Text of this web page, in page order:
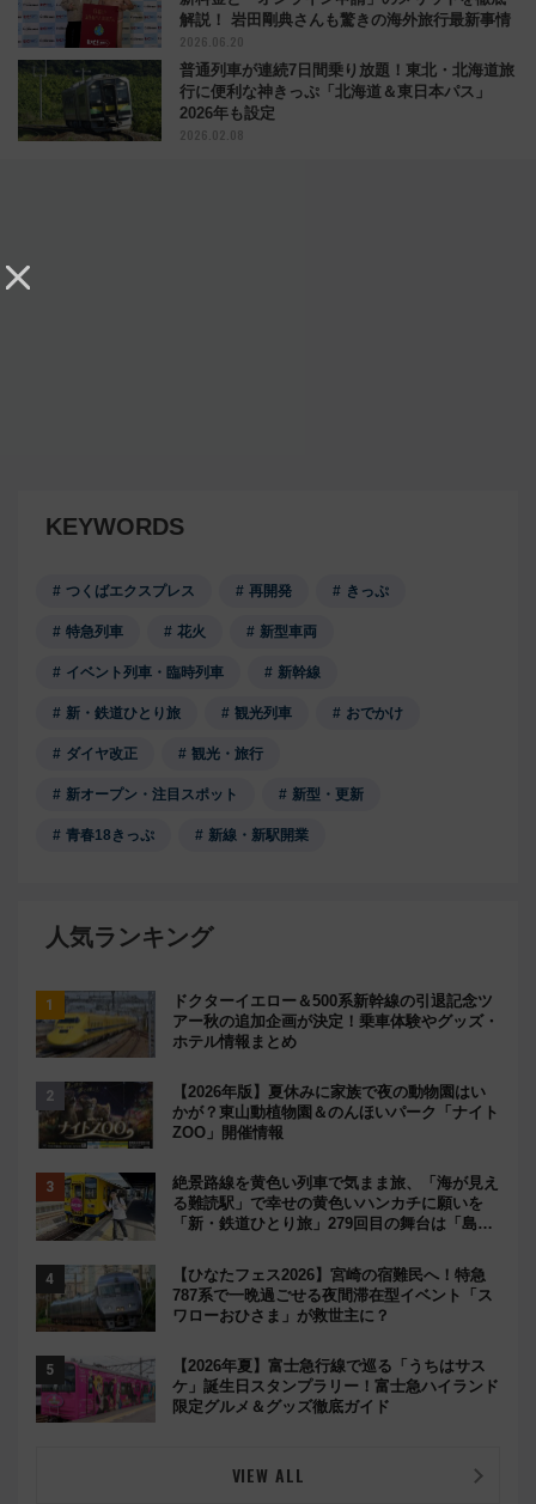
解説！ 岩田剛典さんも驚きの海外旅行最新事情
2026.06.20
普通列車が連続7日間乗り放題！東北・北海道旅
行に便利な神きっぷ「北海道＆東日本パス」
2026年も設定
2026.02.08
KEYWORDS
つくばエクスプレス 再開発 きっぷ
特急列車 花火 新型車両
イベント列車・臨時列車 新幹線
新・鉄道ひとり旅 観光列車 おでかけ
ダイヤ改正 観光・旅行
新オープン・注目スポット 新型・更新
青春18きっぷ 新線・新駅開業
人気ランキング
ドクターイエロー＆500系新幹線の引退記念ツ
アー秋の追加企画が決定！乗車体験やグッズ・
ホテル情報まとめ
【2026年版】夏休みに家族で夜の動物園はい
かが？東山動植物園＆のんほいパーク「ナイト
ZOO」開催情報
絶景路線を黄色い列車で気まま旅、「海が見え
る難読駅」で幸せの黄色いハンカチに願いを
「新・鉄道ひとり旅」279回目の舞台は「島原
【ひなたフェス2026】宮崎の宿難民へ！特急
787系で一晩過ごせる夜間滞在型イベント「ス
ワローおひさま」が救世主に？
【2026年夏】富士急行線で巡る「うちはサス
ケ」誕生日スタンプラリー！富士急ハイランド
限定グルメ＆グッズ徹底ガイド
VIEW ALL